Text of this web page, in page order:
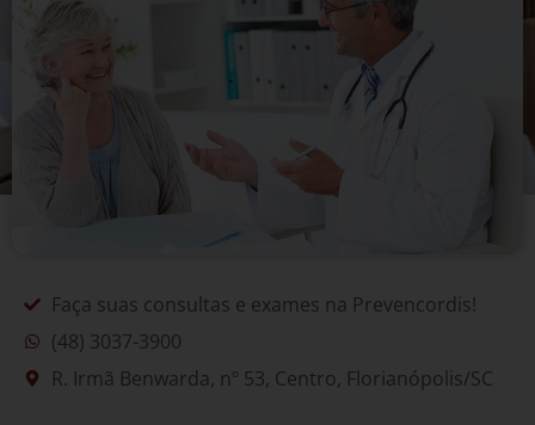
Faça suas consultas e exames na Prevencordis!
(48) 3037-3900
R. Irmã Benwarda, nº 53, Centro, Florianópolis/SC